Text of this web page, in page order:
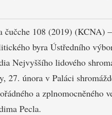
čučche 108 (2019) (KCNA)
byra Ústředního
Nejvyššího lidového
27. února v Paláci
a zplnomocněného
Pecla.